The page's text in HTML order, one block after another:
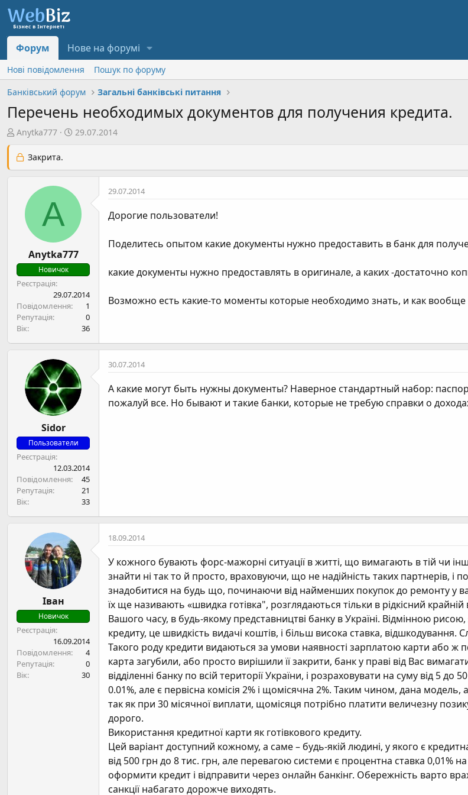
Форум Нове на форумі
Нові повідомлення
Пошук по форуму
Банківський форум
Загальні банківські питання
Перечень необходимых документов для получения кредита.
А
т
о
Anytka777
Д
а
т
в
р
н
29.07.2014
Закрита.
A
Anytka777
Новичок
Реєстрація
29.07.2014
Повідомлення
1
Репутація
0
Вік
36
29.07.2014
Дорогие пользователи!
Поделитесь опытом какие документы нужно предоставить в банк для
какие документы нужно предоставлять в оригинале, а каких -достаточно
Возможно есть какие-то моменты которые необходимо знать, и как
Sidor
Пользователи
Реєстрація
12.03.2014
Повідомлення
45
Репутація
21
Вік
33
30.07.2014
А какие могут быть нужны документы? Наверное стандартный набор:
пожалуй все. Но бывают и такие банки, которые не требую справки о
Іван
Новичок
Реєстрація
16.09.2014
Повідомлення
4
Репутація
0
Вік
30
18.09.2014
У кожного бувають форс-мажорні ситуації в житті, що вимагають в тій чи
знайти ні так то й просто, враховуючи, що не надійність таких партнерів,
знадобитися на будь що, починаючи від найменших покупок до ремонту у
їх ще називають «швидка готівка", розглядаються тільки в рідкісний
Вашого часу, в будь-якому представництві банку в Україні. Відмінною
кредиту, це швидкість видачі коштів, і більш висока ставка,
Такого роду кредити видаються за умови наявності зарплатою карти або ж
карта загубили, або просто вирішили її закрити, банк у праві від Вас
відділенні банку по всій території України, і розраховувати на суму від 5
0.01%, але є первісна комісія 2% і щомісячна 2%. Таким чином, дана
так як при 30 місячної виплати, щомісяця потрібно платити величезну
дорого.
Використання кредитної карти як готівкового кредиту.
Цей варіант доступний кожному, а саме – будь-якій людині, у якого є
від 500 грн до 8 тис. грн, але перевагою системи є процентна ставка
оформити кредит і відправити через онлайн банкінг. Обережність варто
санкції набагато дорожче виходять.